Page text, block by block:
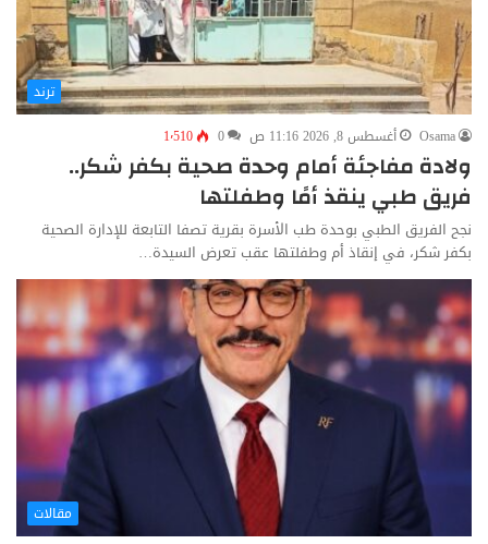
ترند
Osama
أغسطس 8, 2026 11:16 ص 0 1٬510
ولادة مفاجئة أمام وحدة صحية بكفر شكر..
فريق طبي ينقذ أمًا وطفلتها
نجح الفريق الطبي بوحدة طب الأسرة بقرية تصفا التابعة للإدارة الصحية
بكفر شكر، في إنقاذ أم وطفلتها عقب تعرض السيدة…
مقالات